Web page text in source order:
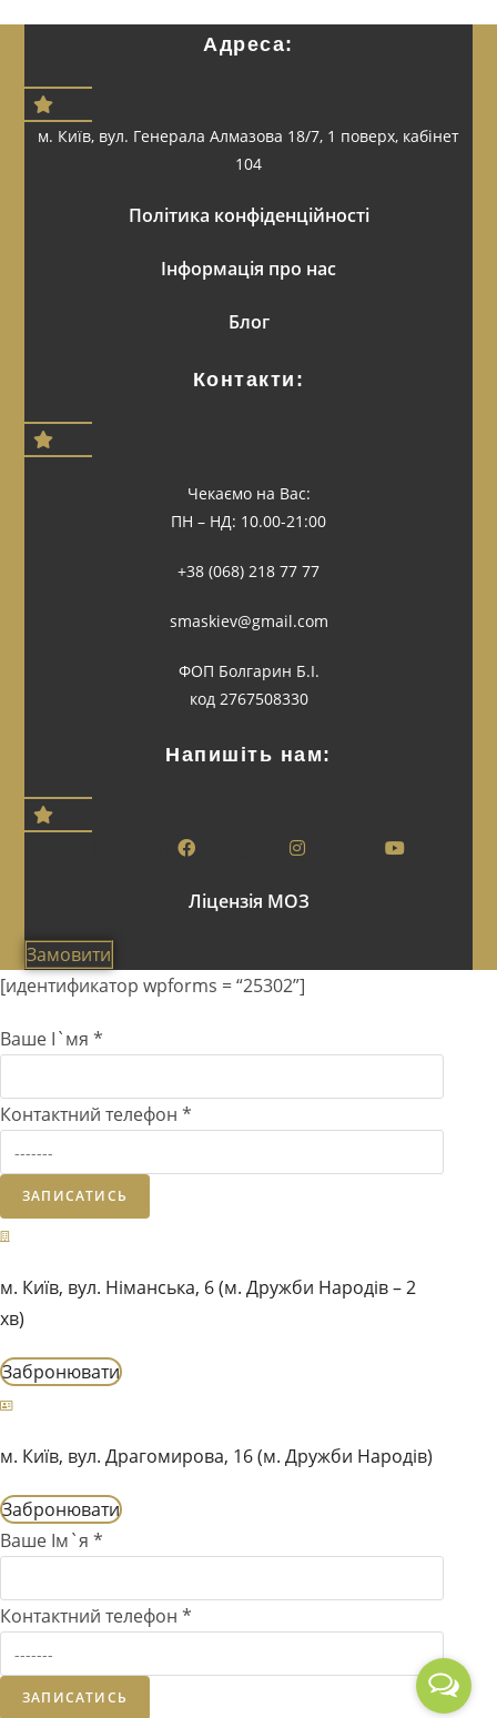
Адреса:
м. Київ, вул. Генерала Алмазова 18/7, 1 поверх, кабінет
104
Політика конфіденційності
Інформація про нас
Блог
Контакти:
Чекаємо на Вас:
ПН – НД: 10.00-21:00
+38 (068) 218 77 77
smaskiev@gmail.com
ФОП Болгарин Б.І.
код 2767508330
Напишіть нам:
Ліцензія МОЗ
Замовити
[идентификатор wpforms = “25302”]
Ваше І`мя *
Контактний телефон *
ЗАПИСАТИСЬ
м. Київ, вул. Німанська, 6 (м. Дружби Народів – 2
хв)
Забронювати
м. Київ, вул. Драгомирова, 16 (м. Дружби Народів)
Забронювати
Ваше Ім`я *
Контактний телефон *
ЗАПИСАТИСЬ